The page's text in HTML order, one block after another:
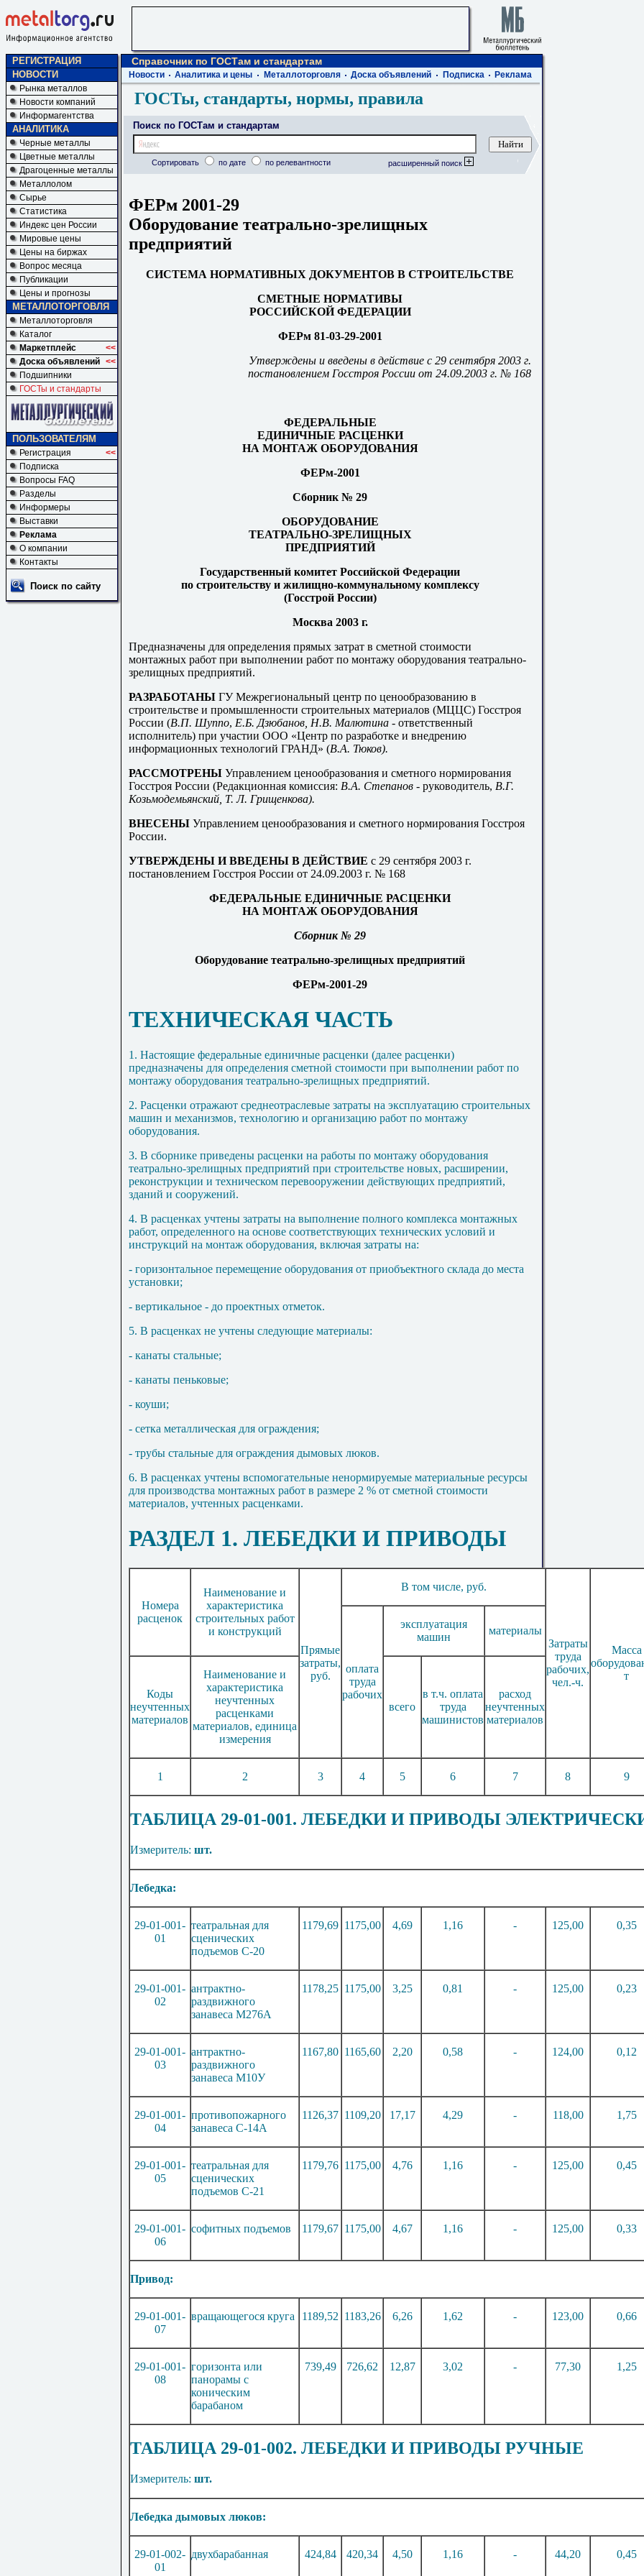
РЕГИСТРАЦИЯ
НОВОСТИ
Рынка металлов
Новости компаний
Информагентства
АНАЛИТИКА
Черные металлы
Цветные металлы
Драгоценные металлы
Металлолом
Сырье
Статистика
Индекс цен России
Мировые цены
Цены на биржах
Вопрос месяца
Публикации
Цены и прогнозы
МЕТАЛЛОТОРГОВЛЯ
Металлоторговля
Каталог
Маркетплейс
<<
Доска объявлений <<
Подшипники
ГОСТы и стандарты
ПОЛЬЗОВАТЕЛЯМ
Регистрация
<<
Подписка
Вопросы FAQ
Разделы
Информеры
Выставки
Реклама
О компании
Контакты
Поиск по сайту
Справочник по ГОСТам и стандартам
Новости Аналитика и цены Металлоторговля Доска объявлений Подписка Реклама
ГОСТы, стандарты, нормы, правила
Поиск по ГОСТам и стандартам
Сортировать по дате по релевантности расширенный поиск
ФЕРм 2001-29
Оборудование театрально-зрелищных
предприятий
СИСТЕМА НОРМАТИВНЫХ ДОКУМЕНТОВ В СТРОИТЕЛЬСТВЕ
СМЕТНЫЕ НОРМАТИВЫ
РОССИЙСКОЙ ФЕДЕРАЦИИ
ФЕРм 81-03-29-2001
Утверждены и введены в действие с 29 сентября 2003 г.
постановлением Госстроя России от 24.09.2003 г. № 168
ФЕДЕРАЛЬНЫЕ
ЕДИНИЧНЫЕ РАСЦЕНКИ
НА МОНТАЖ ОБОРУДОВАНИЯ
ФЕРм-2001
Сборник № 29
ОБОРУДОВАНИЕ
ТЕАТРАЛЬНО-ЗРЕЛИЩНЫХ
ПРЕДПРИЯТИЙ
Государственный комитет Российской Федерации
по строительству и жилищно-коммунальному комплексу
(Госстрой России)
Москва 2003 г.
Предназначены для определения прямых затрат в сметной стоимости
монтажных работ при выполнении работ по монтажу оборудования театрально-
зрелищных предприятий.
РАЗРАБОТАНЫ ГУ Межрегиональный центр по ценообразованию в
строительстве и промышленности строительных материалов (МЦЦС) Госстроя
России (В.П. Шуппо, Е.Б. Дзюбанов, Н.В. Малютина - ответственный
исполнитель) при участии ООО «Центр по разработке и внедрению
информационных технологий ГРАНД» (В.А. Тюков).
РАССМОТРЕНЫ Управлением ценообразования и сметного нормирования
Госстроя России (Редакционная комиссия: В.А. Степанов - руководитель, В.Г.
Козьмодемьянский, Т. Л. Грищенкова).
ВНЕСЕНЫ Управлением ценообразования и сметного нормирования Госстроя
России.
УТВЕРЖДЕНЫ И ВВЕДЕНЫ В ДЕЙСТВИЕ с 29 сентября 2003 г.
постановлением Госстроя России от 24.09.2003 г. № 168
ФЕДЕРАЛЬНЫЕ ЕДИНИЧНЫЕ РАСЦЕНКИ
НА МОНТАЖ ОБОРУДОВАНИЯ
Сборник № 29
Оборудование театрально-зрелищных предприятий
ФЕРм-2001-29
ТЕХНИЧЕСКАЯ ЧАСТЬ
1 . Настоящие федеральные единичные расценки (далее расценки)
предназначены для определения сметной стоимости при выполнении работ по
монтажу оборудования театрально-зрелищных предприятий.
2. Расценки отражают среднеотраслевые затраты на эксплуатацию строительных
машин и механизмов, технологию и организацию работ по монтажу
оборудования.
3. В сборнике приведены расценки на работы по монтажу оборудования
театрально-зрелищных предприятий при строительстве новых, расширении,
реконструкции и техническом перевооружении действующих предприятий,
зданий и сооружений.
4. В расценках учтены затраты на выполнение полного комплекса монтажных
работ, определенного на основе соответствующих технических условий и
инструкций на монтаж оборудования, включая затраты на:
- горизонтальное перемещение оборудования от приобъектного склада до места
установки;
- вертикальное - до проектных отметок.
5. В расценках не учтены следующие материалы:
- канаты стальные;
- канаты пеньковые;
- коуши;
- сетка металлическая для ограждения;
- трубы стальные для ограждения дымовых люков.
6. В расценках учтены вспомогательные ненормируемые материальные ресурсы
для производства монтажных работ в размере 2 % от сметной стоимости
материалов, учтенных расценками.
РАЗДЕЛ 1. ЛЕБЕДКИ И ПРИВОДЫ
Номера
расценок
Наименование и
характеристика
строительных работ
и конструкций
Прямые
затраты,
руб.
В том числе, руб.
Затраты
труда
рабочих,
чел.-ч.
Масса
т
оплата
труда
рабочих
эксплуатация
машин
материалы
Коды
неучтенных
материалов
Наименование и
характеристика
неучтенных
расценками
материалов, единица
измерения
всего
в т.ч. оплата
труда
машинистов
расход
неучтенных
материалов
1 2 3 4 5 6 7 8 9
ТАБЛИЦА 29-01-001. ЛЕБЕДКИ И ПРИВОДЫ
Измеритель: шт.
Лебедка:
29-01-001-
01
театральная для
сценических
подъемов С-20
1179,69 1175,00 4,69 1,16 - 125,00 0,35
29-01-001-
02
антрактно-
раздвижного
занавеса М276А
1178,25 1175,00 3,25 0,81 - 125,00 0,23
29-01-001-
03
антрактно-
раздвижного
занавеса М10У
1167,80 1165,60 2,20 0,58 - 124,00 0,12
29-01-001-
04
противопожарного
занавеса С-14А
1126,37 1109,20 1 7,1 7 4,29 - 118,00 1,75
29-01-001-
05
театральная для
сценических
подъемов С-21
1179,76 1175,00 4,76 1,16 - 125,00 0,45
29-01-001-
06
софитных подъемов 1179,67 1175,00 4,67 1,16 - 125,00 0,33
Привод:
29-01-001-
07
вращающегося круга 1189,52 1183,26 6,26 1,62 - 123,00 0,66
29-01-001-
08
горизонта или
панорамы с
коническим
барабаном
739,49 726,62 1 2,87 3,02 - 77,30 1,25
ТАБЛИЦА 29-01-002. ЛЕБЕДКИ И ПРИВОДЫ РУЧНЫЕ
Измеритель: шт.
Лебедка дымовых люков:
29-01-002-
01
двухбарабанная 424,84 420,34 4,50 1,16 - 44,20 0,45